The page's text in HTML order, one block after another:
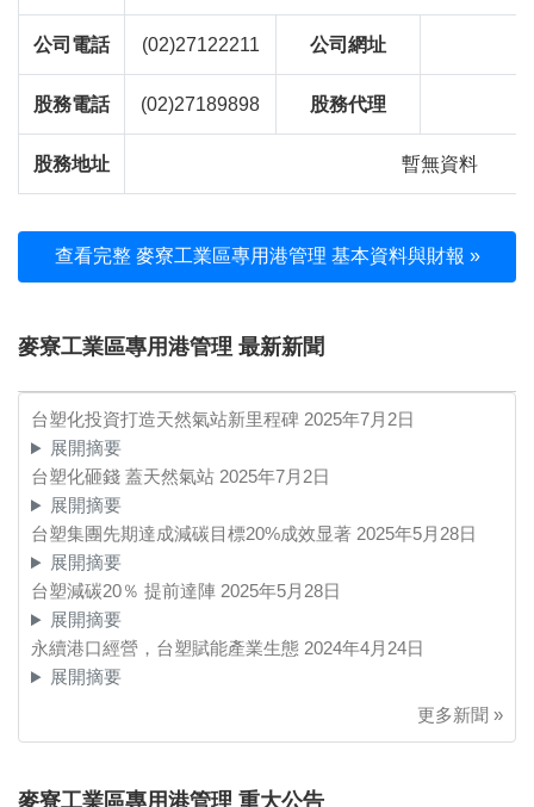
公司電話 (02)27122211 公司網址
股務電話 (02)27189898 股務代理
股務地址 暫無資料
查看完整 麥寮工業區專用港管理 基本資料與財報 »
麥寮工業區專用港管理 最新新聞
台塑化投資打造天然氣站新里程碑 2025年7月2日
展開摘要
台塑化砸錢 蓋天然氣站 2025年7月2日
展開摘要
台塑集團先期達成減碳目標20%成效显著 2025年5月28日
展開摘要
台塑減碳20％ 提前達陣 2025年5月28日
展開摘要
永續港口經營，台塑賦能產業生態 2024年4月24日
展開摘要
更多新聞 »
麥寮工業區專用港管理 重大公告